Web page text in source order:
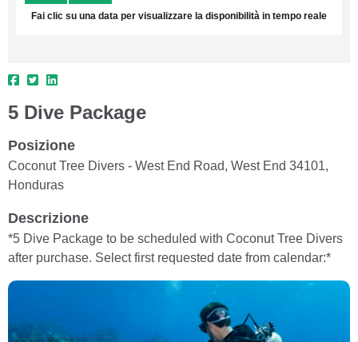
Fai clic su una data per visualizzare la disponibilità in tempo reale
5 Dive Package
Posizione
Coconut Tree Divers - West End Road, West End 34101,
Honduras
Descrizione
*5 Dive Package to be scheduled with Coconut Tree Divers
after purchase. Select first requested date from calendar:*